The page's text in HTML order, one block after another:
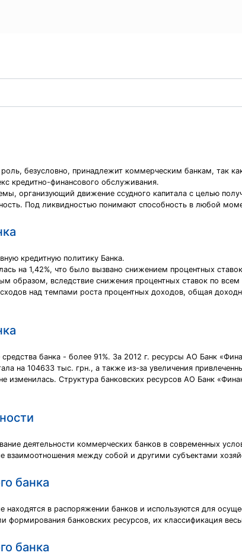
безусловно, принадлежит коммерческим банкам, так
кредитно-финансового обслуживания.
организующий движение ссудного капитала с целью
Под ликвидностью понимают способность в любой
кредитную политику Банка.
на 1,42%, что было вызвано снижением процентных
образом, вследствие снижения процентных ставок по
над темпами роста процентных доходов, общая
банка - более 91%. За 2012 г. ресурсы АО Банк
на 104633 тыс. грн., а также из-за увеличения
изменилась. Структура банковских ресурсов АО Банк
деятельности коммерческих банков в современных
взаимоотношения между собой и другими субъектами
банка
в распоряжении банков и используются для
формирования банковских ресурсов, их классификация
банка